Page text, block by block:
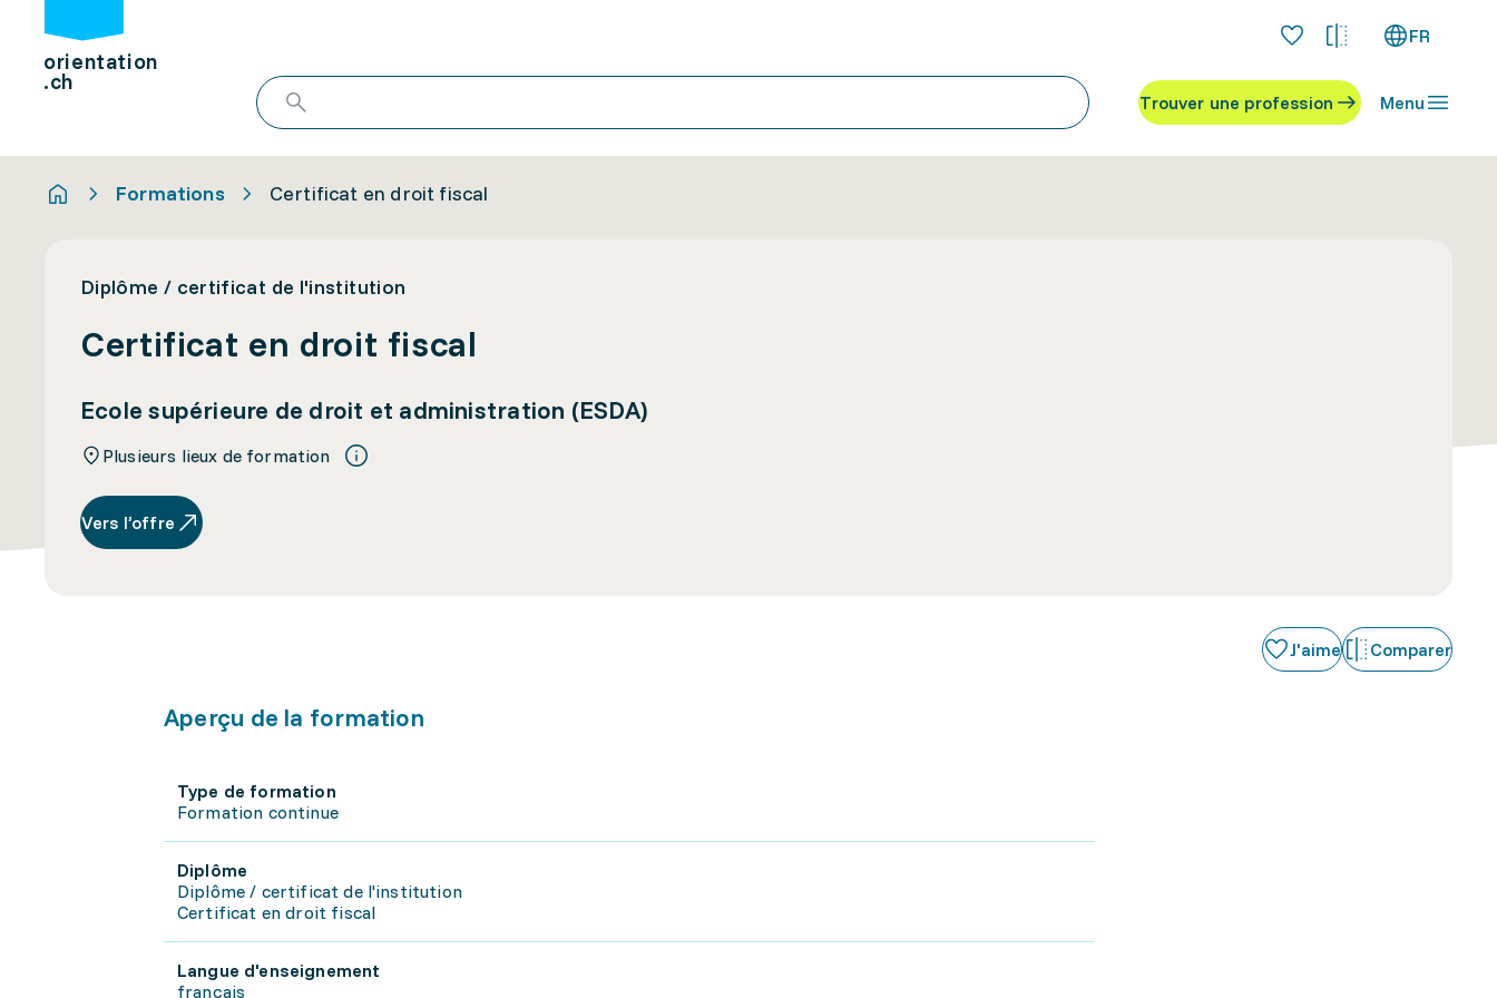
orientation
.ch
FR
Trouver une profession Menu
Formations Certificat en droit fiscal
Diplôme / certificat de l'institution
Certificat en droit fiscal
Ecole supérieure de droit et administration (ESDA)
Plusieurs lieux de formation
Vers l’offre
J'aime Comparer
Aperçu de la formation
Type de formation
Formation continue
Diplôme
Diplôme / certificat de l'institution
Certificat en droit fiscal
Langue d'enseignement
français